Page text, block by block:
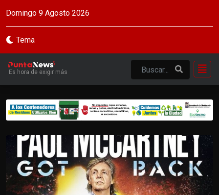
Domingo 9 Agosto 2026
Tema
Es hora de exigir más